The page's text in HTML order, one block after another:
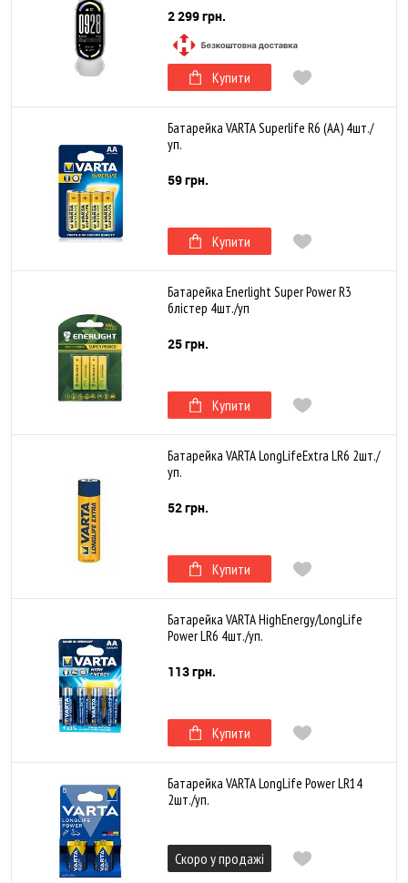
2 299 грн.
Купити
Батарейка VARTA Superlife R6 (AA) 4шт./
уп.
59 грн.
Купити
Батарейка Enerlight Super Power R3
блістер 4шт./уп
25 грн.
Купити
Батарейка VARTA LongLifeExtra LR6 2шт./
уп.
52 грн.
Купити
Батарейка VARTA HighEnergy/LongLife
Power LR6 4шт./уп.
113 грн.
Купити
Батарейка VARTA LongLife Power LR14
2шт./уп.
Скоро у продажі